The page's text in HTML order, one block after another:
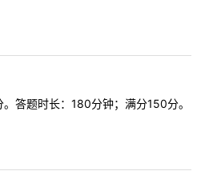
答题时长：180分钟；满分150分。